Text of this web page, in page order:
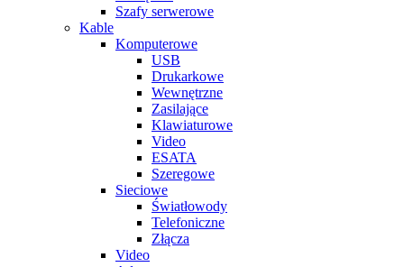
Szafy serwerowe
Kable
Komputerowe
USB
Drukarkowe
Wewnętrzne
Zasilające
Klawiaturowe
Video
ESATA
Szeregowe
Sieciowe
Światłowody
Telefoniczne
Złącza
Video